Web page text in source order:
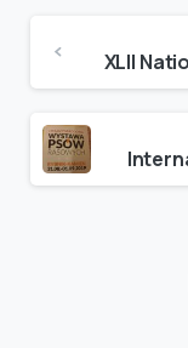
Reading